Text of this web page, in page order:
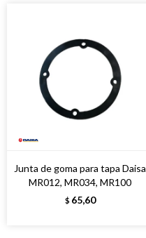
Junta de goma para tapa Daisa
MR012, MR034, MR100
$ 65,60